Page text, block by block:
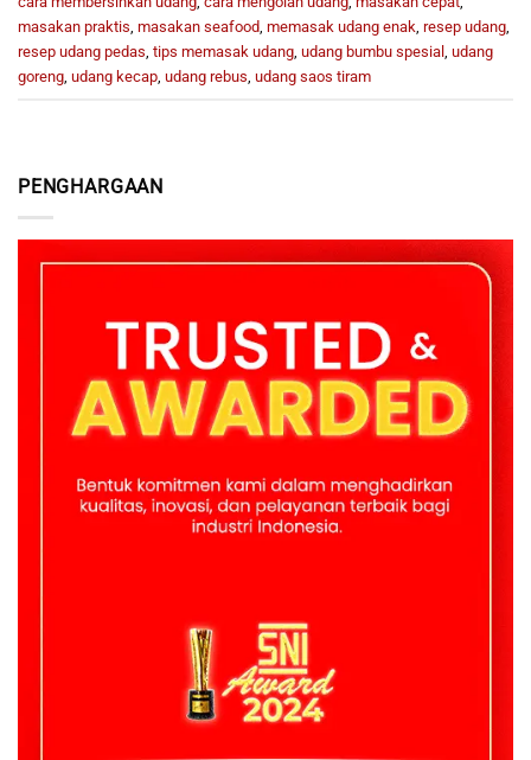
PENGHARGAAN
masakan praktis, masakan seafood, memasak udang enak, resep udang,
resep udang pedas, tips memasak udang, udang bumbu spesial , udang
goreng, udang kecap, udang rebus, udang saos tiram